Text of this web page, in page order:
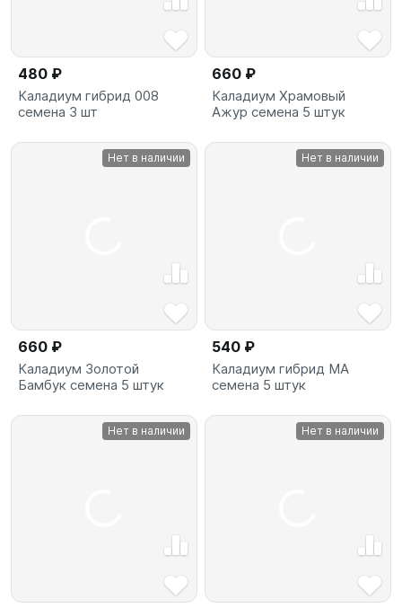
480 ₽
Каладиум гибрид 008
семена 3 шт
660 ₽
Каладиум Храмовый
Ажур семена 5 штук
Нет в наличии
660 ₽
Каладиум Золотой
Бамбук семена 5 штук
Нет в наличии
540 ₽
Каладиум гибрид MA
семена 5 штук
Нет в наличии Нет в наличии